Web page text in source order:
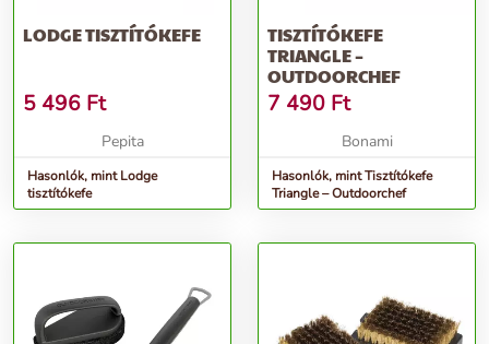
LODGE TISZTÍTÓKEFE
5 496 Ft
Pepita
Hasonlók, mint Lodge
tisztítókefe
TISZTÍTÓKEFE
TRIANGLE –
OUTDOORCHEF
7 490 Ft
Bonami
Hasonlók, mint Tisztítókefe
Triangle – Outdoorchef